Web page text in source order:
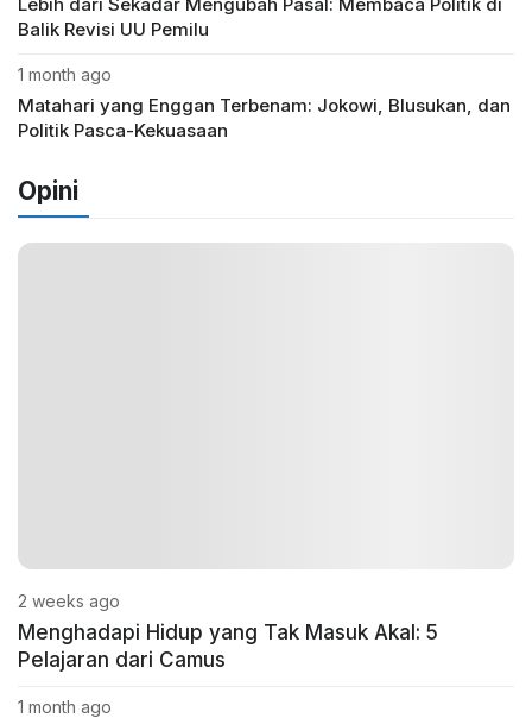
Balik Revisi UU Pemilu
1 month ago
Matahari yang Enggan Terbenam: Jokowi, Blusukan, dan
Politik Pasca-Kekuasaan
Opini
2 weeks ago
Menghadapi Hidup yang Tak Masuk Akal: 5
Pelajaran dari Camus
1 month ago